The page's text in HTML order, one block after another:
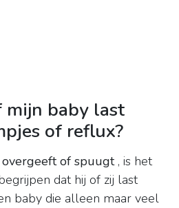
mijn baby last
of reflux?
of spuugt, is het
dat hij of zij last
baby die alleen maar veel